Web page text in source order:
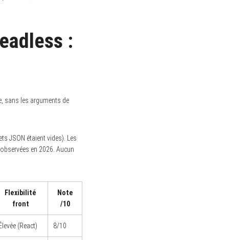
:
sans les arguments de
JSON étaient vides). Les
en 2026. Aucun
Flexibilité
front
Note
/10
(React) 8/10